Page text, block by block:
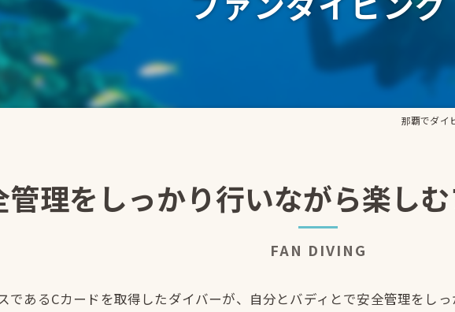
那覇でダイ
管理をしっかり行いながら楽し
FAN DIVING
であるCカードを取得したダイバーが、自分とバディとで安全管理をし